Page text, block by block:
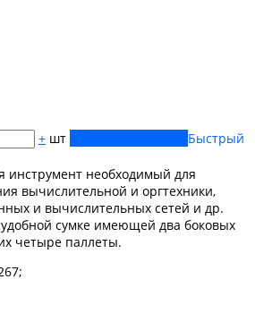
+ шт
Быстрый
инструмент необходимый для
вычислительной и оргтехники,
и вычислительных сетей и др.
удобной сумке имеющей два боковых
четыре паллеты.